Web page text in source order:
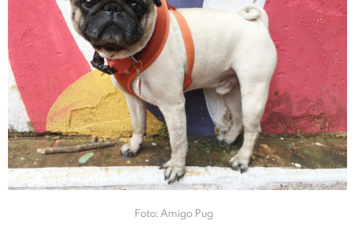
Foto: Amigo Pug